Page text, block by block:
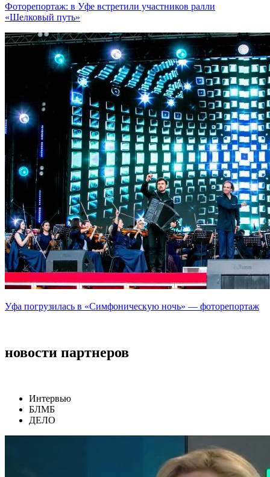
Фоторепортаж: в Уфе встретили участников ралли
«Шелковый путь»
Уфа погрузилась в «Симфоническую ночь» — фоторепортаж
новости партнеров
Интервью
БЛМБ
ДЕЛО